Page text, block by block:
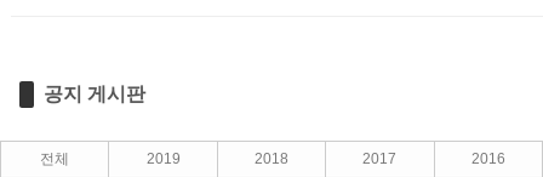
공지 게시판
전체 2019 2018 2017 2016